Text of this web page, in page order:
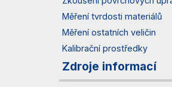
Měření tvrdosti materiálů
Měření ostatních veličin
Kalibrační prostředky
Zdroje informací